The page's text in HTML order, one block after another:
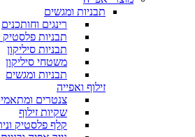
תבניות ומגשים
רינגים וחותכנים
תבניות פלסטיק
תבניות סיליקון
משטחי סיליקון
תבניות ומגשים
זילוף ואפייה
צנטרים
שקיות זילוף
קלף פלסטיק